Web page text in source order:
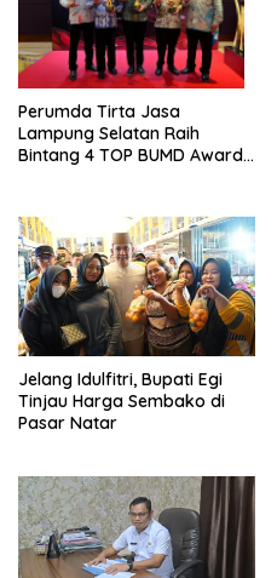
Perumda Tirta Jasa
Lampung Selatan Raih
Bintang 4 TOP BUMD Awards
Jelang Idulfitri, Bupati Egi
Tinjau Harga Sembako di
Pasar Natar